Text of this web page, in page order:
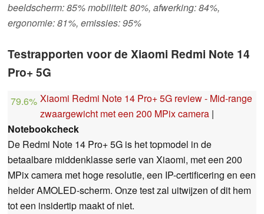
beeldscherm: 85% mobiliteit: 80%, afwerking: 84%,
ergonomie: 81%, emissies: 95%
Testrapporten voor de Xiaomi Redmi Note 14
Pro+ 5G
79.6% Xiaomi Redmi Note 14 Pro+ 5G review - Mid-range
zwaargewicht met een 200 MPix camera |
Notebookcheck
De Redmi Note 14 Pro+ 5G is het topmodel in de
betaalbare middenklasse serie van Xiaomi, met een 200
MPix camera met hoge resolutie, een IP-certificering en een
helder AMOLED-scherm. Onze test zal uitwijzen of dit hem
tot een insidertip maakt of niet.